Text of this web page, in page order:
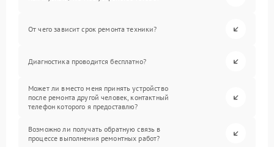
От чего зависит срок ремонта техники?
Диагностика проводится бесплатно?
Может ли вместо меня принять устройство
после ремонта другой человек, контактный
телефон которого я предоставлю?
Возможно ли получать обратную связь в
процессе выполнения ремонтных работ?